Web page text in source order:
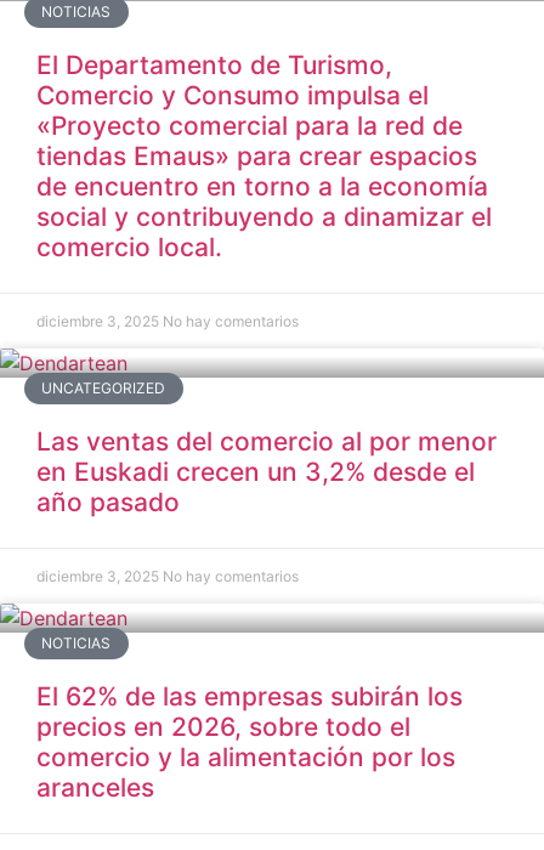
NOTICIAS
El Departamento de Turismo,
Comercio y Consumo impulsa el
«Proyecto comercial para la red de
tiendas Emaus» para crear espacios
de encuentro en torno a la economía
social y contribuyendo a dinamizar el
comercio local.
diciembre 3, 2025 No hay comentarios
UNCATEGORIZED
Las ventas del comercio al por menor
en Euskadi crecen un 3,2% desde el
año pasado
diciembre 3, 2025 No hay comentarios
NOTICIAS
El 62% de las empresas subirán los
precios en 2026, sobre todo el
comercio y la alimentación por los
aranceles